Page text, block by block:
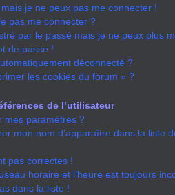
je ne peux pas me connecter !
pas me connecter ?
par le passé mais je ne peux plus
de passe !
déconnecté ?
les cookies du forum » ?
de l’utilisateur
mes paramètres ?
mon nom d’apparaître dans la liste
pas correctes !
horaire et l’heure est toujours
dans la liste !